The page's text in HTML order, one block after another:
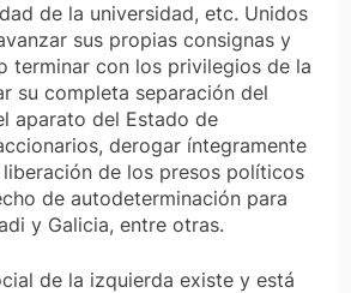
de la universidad, etc. Unidos
sus propias consignas y
terminar con los privilegios de la
su completa separación del
aparato del Estado de
derogar íntegramente
de los presos políticos
de autodeterminación para
y Galicia, entre otras.
de la izquierda existe y está